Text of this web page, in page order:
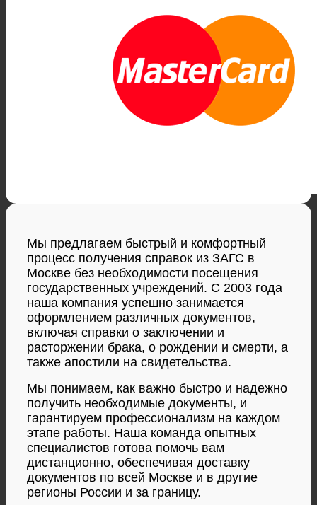
Мы предлагаем быстрый и комфортный
процесс получения справок из ЗАГС в
Москве без необходимости посещения
государственных учреждений. С 2003 года
наша компания успешно занимается
оформлением различных документов,
включая справки о заключении и
расторжении брака, о рождении и смерти, а
также апостили на свидетельства.
Мы понимаем, как важно быстро и надежно
получить необходимые документы, и
гарантируем профессионализм на каждом
этапе работы. Наша команда опытных
специалистов готова помочь вам
дистанционно, обеспечивая доставку
документов по всей Москве и в другие
регионы России и за границу.